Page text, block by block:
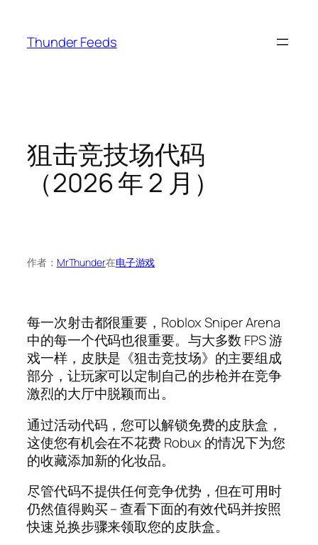
Thunder Feeds
狙击竞技场代码
（2026 年 2 月）
作者： MrThunder在电子游戏
每一次射击都很重要，Roblox Sniper Arena
中的每一个代码也很重要。与大多数 FPS 游
戏一样，皮肤是《狙击竞技场》的主要组成
部分，让玩家可以定制自己的步枪并在竞争
激烈的大厅中脱颖而出。
通过活动代码，您可以解锁免费的皮肤盒，
这使您有机会在不花费 Robux 的情况下为您
的收藏添加新的化妆品。
尽管代码不提供任何竞争优势，但在可用时
仍然值得购买 – 查看下面的有效代码并按照
快速兑换步骤来领取您的皮肤盒。